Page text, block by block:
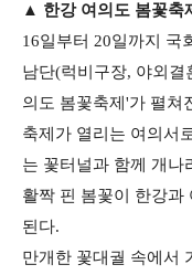
▲ 한강 여의도 봄꽃축
16일부터 20일까지 국
남단(럭비구장, 야외결
의도 봄꽃축제'가 펼쳐
축제가 열리는 여의서
는 꽃터널과 함께 개나
활짝 핀 봄꽃이 한강과
된다.
만개한 꽃대궐 속에서